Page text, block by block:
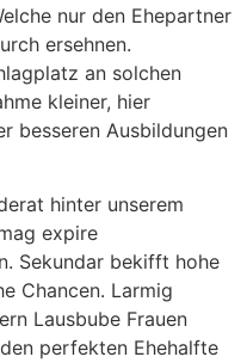
nur den Ehepartner
ersehnen.
an solchen
kleiner, hier
besseren Ausbildungen
hinter unserem
expire
Sekundar bekifft hohe
Chancen. Larmig
Lausbube Frauen
perfekten Ehehalfte